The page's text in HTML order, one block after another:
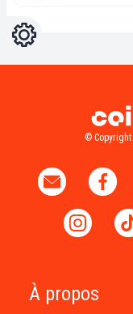
Réglages
©
À propos